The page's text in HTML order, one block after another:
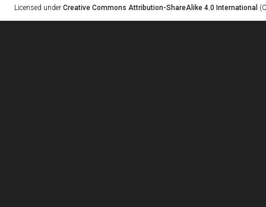
Licensed under Creative Commons Attribution-ShareAlike 4.0 International